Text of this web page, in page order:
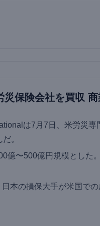
災保険会社を買収
は7月7日、米労災専
。
億〜500億円規模とした
本の損保大手が米国で